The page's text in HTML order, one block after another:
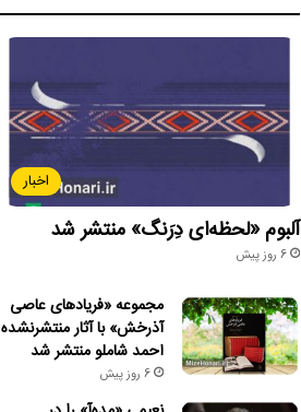
اخبار
آلبوم «لحظه‌ای دِرَنگ» منتشر شد
6 روز پیش
مجموعه «فریادهای عاصی
آذرخش» با آثار منتشرنشده
احمد شاملو منتشر شد
6 روز پیش